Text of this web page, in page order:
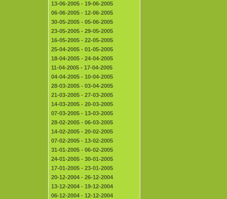
13-06-2005 - 19-06-2005
06-06-2005 - 12-06-2005
30-05-2005 - 05-06-2005
23-05-2005 - 29-05-2005
16-05-2005 - 22-05-2005
25-04-2005 - 01-05-2005
18-04-2005 - 24-04-2005
11-04-2005 - 17-04-2005
04-04-2005 - 10-04-2005
28-03-2005 - 03-04-2005
21-03-2005 - 27-03-2005
14-03-2005 - 20-03-2005
07-03-2005 - 13-03-2005
28-02-2005 - 06-03-2005
14-02-2005 - 20-02-2005
07-02-2005 - 13-02-2005
31-01-2005 - 06-02-2005
24-01-2005 - 30-01-2005
17-01-2005 - 23-01-2005
20-12-2004 - 26-12-2004
13-12-2004 - 19-12-2004
06-12-2004 - 12-12-2004